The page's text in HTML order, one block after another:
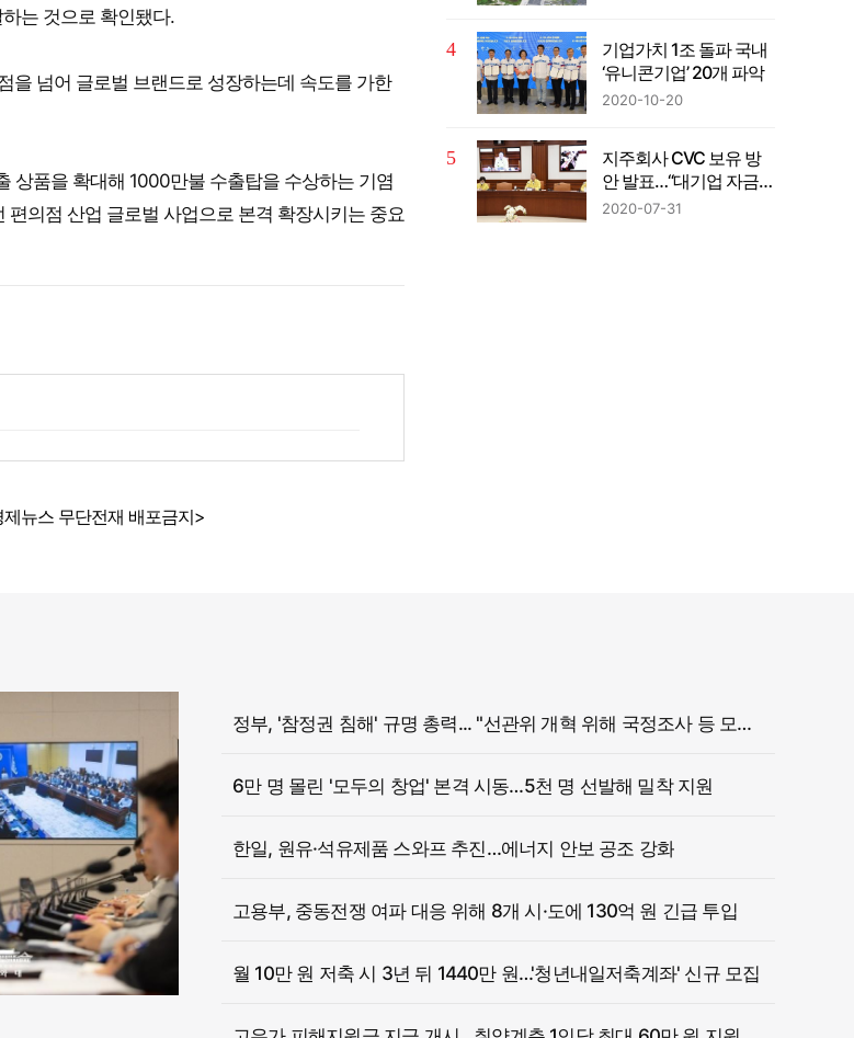
는 것으로 확인됐다.
넘어 글로벌 브랜드로 성장하는데 속도를 가한
상품을 확대해 1000만불 수출탑을 수상하는 기염
편의점 산업 글로벌 사업으로 본격 확장시키는 중요
뉴스 무단전재 배포금지>
기업가치 1조 돌파 국내
‘유니콘기업’ 20개 파악
2020-10-20
지주회사 CVC 보유 방
안 발표…“대기업 자금의
벤처투자 확대”
2020-07-31
정부, '참정권 침해' 규명 총력... "선관위 개혁 위해 국정조사 등 모든 조치"
6만 명 몰린 '모두의 창업' 본격 시동…5천 명 선발해 밀착 지원
한일, 원유·석유제품 스와프 추진…에너지 안보 공조 강화
고용부, 중동전쟁 여파 대응 위해 8개 시·도에 130억 원 긴급 투입
월 10만 원 저축 시 3년 뒤 1440만 원…'청년내일저축계좌' 신규 모집